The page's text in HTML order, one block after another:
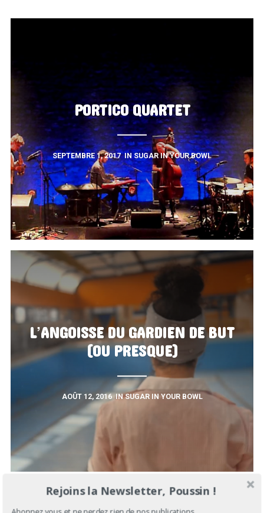
PORTICO QUARTET
SEPTEMBRE 1, 2017 INSUGAR IN YOUR BOWL
L’ANGOISSE DU GARDIEN DE BUT
(OU PRESQUE)
AOÛT 12, 2016 INSUGAR IN YOUR BOWL
Rejoins la Newsletter, Poussin !